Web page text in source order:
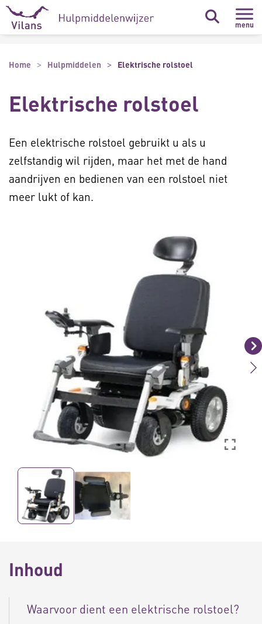
Naar hoofdinhoud
Naar footer
menu
Home Hulpmiddelen Elektrische rolstoel
Elektrische rolstoel
Een elektrische rolstoel gebruikt u als u
zelfstandig wil rijden, maar het met de hand
aandrijven en bedienen van een rolstoel niet
meer lukt of kan.
Inhoud
Waarvoor dient een elektrische rolstoel?